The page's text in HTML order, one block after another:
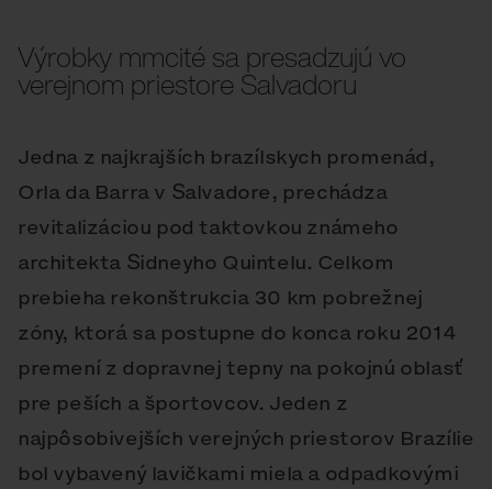
Výrobky mmcité sa presadzujú vo
verejnom priestore Salvadoru
Jedna z najkrajších brazílskych promenád,
Orla da Barra v Salvadore, prechádza
revitalizáciou pod taktovkou známeho
architekta Sidneyho Quintelu. Celkom
prebieha rekonštrukcia 30 km pobrežnej
zóny, ktorá sa postupne do konca roku 2014
premení z dopravnej tepny na pokojnú oblasť
pre peších a športovcov. Jeden z
najpôsobivejších verejných priestorov Brazílie
bol vybavený lavičkami miela a odpadkovými